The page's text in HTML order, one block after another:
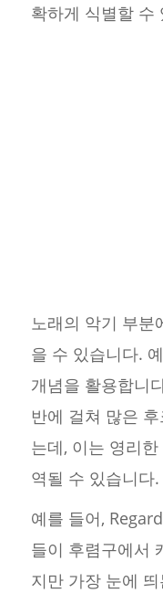
확하게 식별할 수
노래의 악기 부분
을 수 있습니다.
개념을 활용합니
반에 걸쳐 많은
는데, 이는 영리
역될 수 있습니다.
예를 들어,
들이 후렴구에서
지만 가장 눈에